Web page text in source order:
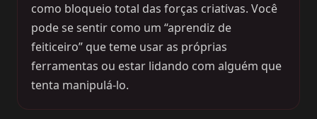
como bloqueio total das forças criativas. Você
pode se sentir como um “aprendiz de
feiticeiro” que teme usar as próprias
ferramentas ou estar lidando com alguém que
tenta manipulá-lo.